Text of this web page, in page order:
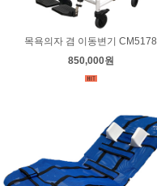
목욕의자 겸 이동변기 CM5178
850,000원